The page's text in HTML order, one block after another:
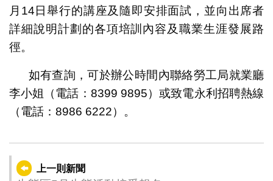
月14日舉行的講座及隨即安排面試，並向出席者
詳細說明計劃的各項培訓內容及職業生涯發展路
徑。
如有查詢，可於辦公時間內聯絡勞工局就業廳
李小姐（電話：8399 9895）或致電永利招聘熱線
（電話：8986 6222）。
上一則新聞